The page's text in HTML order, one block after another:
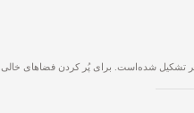
تشکیل شده‌است. برای پُر کردن فضاهای